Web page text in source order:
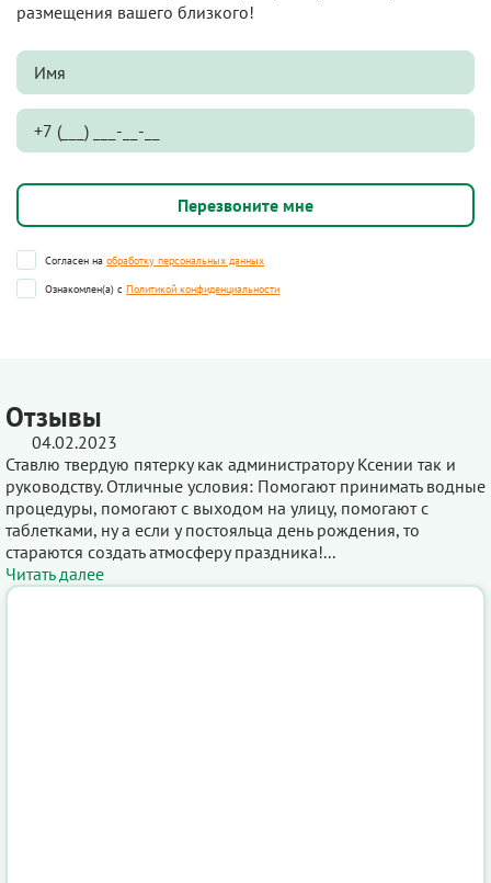
размещения вашего близкого!
Согласен на обработку персональных данных
Ознакомлен(а) с Политикой конфиденциальности
Отзывы
04.02.2023
Ставлю твердую пятерку как администратору Ксении так и
руководству. Отличные условия: Помогают принимать водные
процедуры, помогают с выходом на улицу, помогают с
таблетками, ну а если у постояльца день рождения, то
стараются создать атмосферу праздника!...
Читать далее